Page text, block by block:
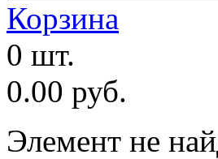
Корзина
0 шт.
0.00 руб.
Элемент не